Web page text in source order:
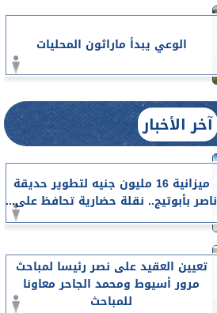
الوعي يبدأ ماراثون المحليات
آخر الأخبار
ميزانية 16 مليون جنيه لتطوير حديقة
ناصر بأبوتيج.. نقلة حضارية تحافظ على...
تعيين العقيد على نصر رئيسا لمباحث
مرور أسيوط ومحمد الجاحر معاونا
للمباحث